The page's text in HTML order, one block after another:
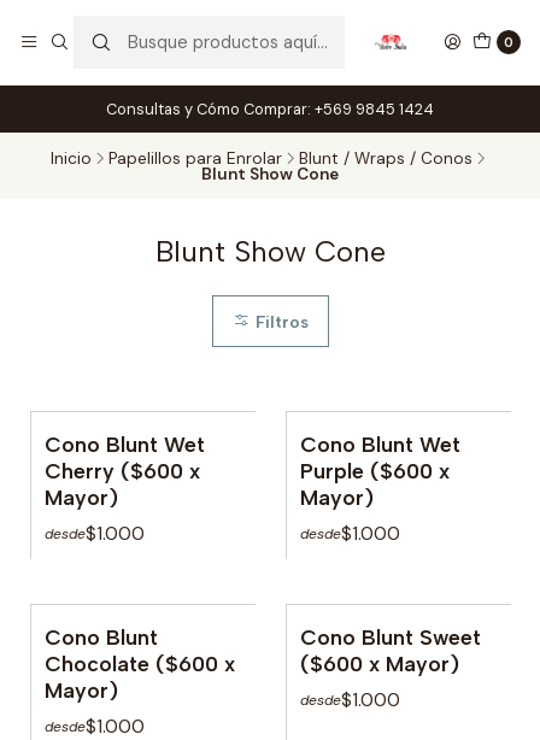
0
Consultas y Cómo Comprar: +569 9845 1424
Inicio Papelillos para Enrolar Blunt / Wraps / Conos
Blunt Show Cone
Blunt Show Cone
Filtros
No disponible
Cono Blunt Wet
Cherry ($600 x
Mayor)
desde$1.000
No disponible
Cono Blunt Wet
Purple ($600 x
Mayor)
desde$1.000
No disponible
Cono Blunt
Chocolate ($600 x
Mayor)
desde$1.000
No disponible
Cono Blunt Sweet
($600 x Mayor)
desde$1.000